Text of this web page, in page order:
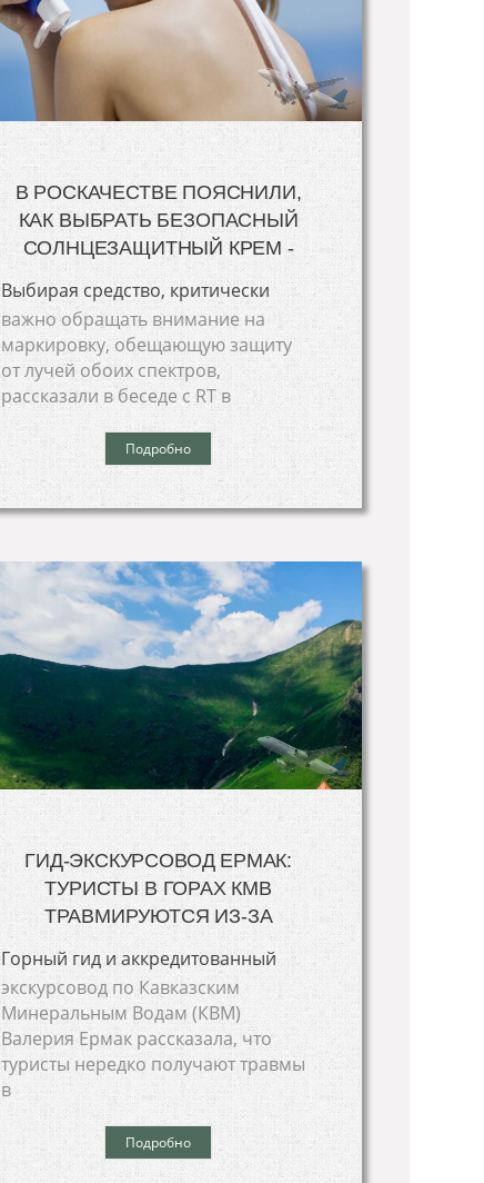
В РОСКАЧЕСТВЕ ПОЯСНИЛИ,
КАК ВЫБРАТЬ БЕЗОПАСНЫЙ
СОЛНЦЕЗАЩИТНЫЙ КРЕМ -
Выбирая средство, критически
важно обращать внимание на
маркировку, обещающую защиту
от лучей обоих спектров,
рассказали в беседе с RT в
Подробно
ГИД-ЭКСКУРСОВОД ЕРМАК:
ТУРИСТЫ В ГОРАХ КМВ
ТРАВМИРУЮТСЯ ИЗ-ЗА
Горный гид и аккредитованный
экскурсовод по Кавказским
Минеральным Водам (КВМ)
Валерия Ермак рассказала, что
туристы нередко получают травмы
в
Подробно